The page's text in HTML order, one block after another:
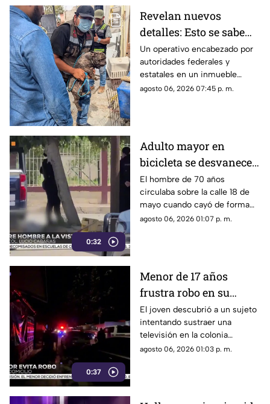
Revelan nuevos
detalles: Esto se sabe
sobre el hallazgo de un
lagarto y un tigre de
bengala en un
autolavado de Juárez
Un operativo encabezado por
autoridades federales y
estatales en un inmueble
habilitado como autolavado en
agosto 06, 2026 07:45 p. m.
0:32
Adulto mayor en
bicicleta se desvanece y
pierde la vida en la
colonia Lucio Cabañas
El hombre de 70 años
circulaba sobre la calle 18 de
mayo cuando cayó de forma
repentina; paramédicos
agosto 06, 2026 01:07 p. m.
0:37
Menor de 17 años
frustra robo en su
domicilio de
Cuauhtémoc; resulta
herido de la mano
El joven descubrió a un sujeto
intentando sustraer una
televisión en la colonia
Reforma; tras forcejear con el
agosto 06, 2026 01:03 p. m.